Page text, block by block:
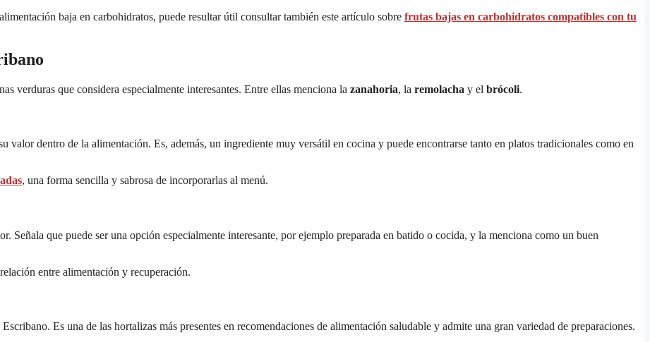
baja en carbohidratos, puede resultar útil consultar también este artículo sobre frutas bajas en carbohidratos compatibles con tu
verduras que considera especialmente interesantes. Entre ellas menciona la zanahoria, la remolacha y el brócoli.
valor dentro de la alimentación. Es, además, un ingrediente muy versátil en cocina y puede encontrarse tanto en platos tradicionales como en
, una forma sencilla y sabrosa de incorporarlas al menú.
Señala que puede ser una opción especialmente interesante, por ejemplo preparada en batido o cocida, y la menciona como un buen
entre alimentación y recuperación.
Es una de las hortalizas más presentes en recomendaciones de alimentación saludable y admite una gran variedad de preparaciones.